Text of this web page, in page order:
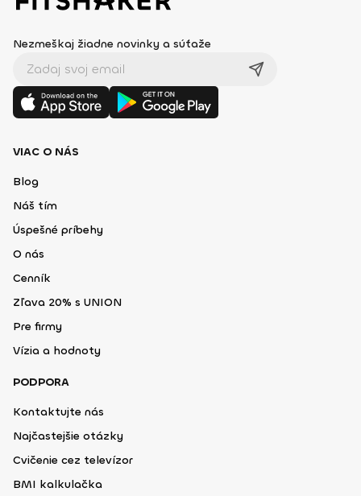
Nezmeškaj žiadne novinky a súťaže
VIAC O NÁS
Blog
Náš tím
Úspešné príbehy
O nás
Cenník
Zľava 20% s UNION
Pre firmy
Vízia a hodnoty
PODPORA
Kontaktujte nás
Najčastejšie otázky
Cvičenie cez televízor
BMI kalkulačka